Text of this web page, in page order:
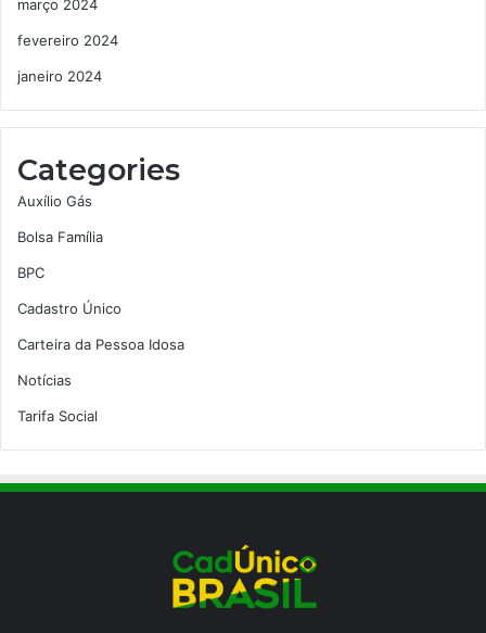
março 2024
fevereiro 2024
janeiro 2024
Categories
Auxílio Gás
Bolsa Família
BPC
Cadastro Único
Carteira da Pessoa Idosa
Notícias
Tarifa Social